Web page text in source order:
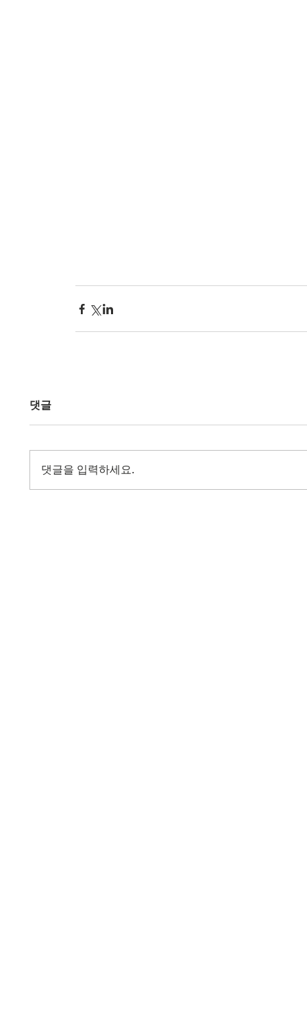
댓글
댓글을 입력하세요.